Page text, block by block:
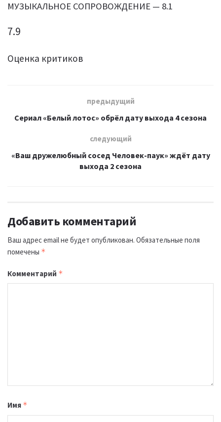
МУЗЫКАЛЬНОЕ СОПРОВОЖДЕНИЕ — 8.1
7.9
Оценка критиков
предыдущий
Сериал «Белый лотос» обрёл дату выхода 4 сезона
следующий
«Ваш дружелюбный сосед Человек-паук» ждёт дату
выхода 2 сезона
Добавить комментарий
Ваш адрес email не будет опубликован. Обязательные поля
помечены *
Комментарий *
Имя *